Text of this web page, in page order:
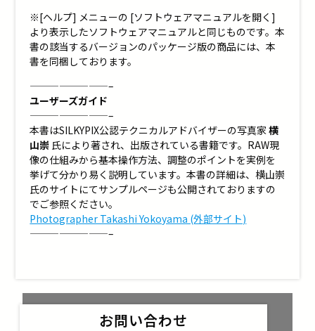
お問い合わせ
※[ヘルプ] メニューの [ソフトウェアマニュアルを開く]
より表示したソフトウェアマニュアルと同じものです。本
書の該当するバージョンのパッケージ版の商品には、本
書を同梱しております。
————————–
ユーザーズガイド
————————–
本書はSILKYPIX公認テクニカルアドバイザーの写真家横
山崇 氏により著され、出版されている書籍です。RAW現
像の仕組みから基本操作方法、調整のポイントを実例を
挙げて分かり易く説明しています。本書の詳細は、横山崇
氏のサイトにてサンプルページも公開されておりますの
でご参照ください。
Photographer Takashi Yokoyama (外部サイト)
————————–